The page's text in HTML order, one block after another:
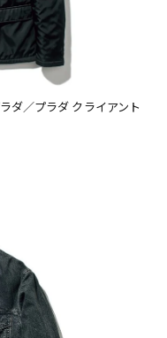
ダ／プラダ クライアント